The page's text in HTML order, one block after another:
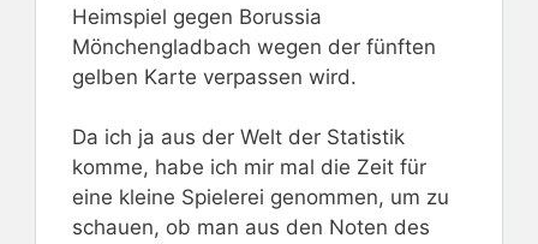
Heimspiel gegen Borussia
Mönchengladbach wegen der fünften
gelben Karte verpassen wird.
Da ich ja aus der Welt der Statistik
komme, habe ich mir mal die Zeit für
eine kleine Spielerei genommen, um zu
schauen, ob man aus den Noten des